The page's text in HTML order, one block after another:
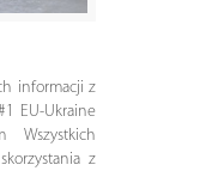
informacji z
EU-Ukraine
Wszystkich
z